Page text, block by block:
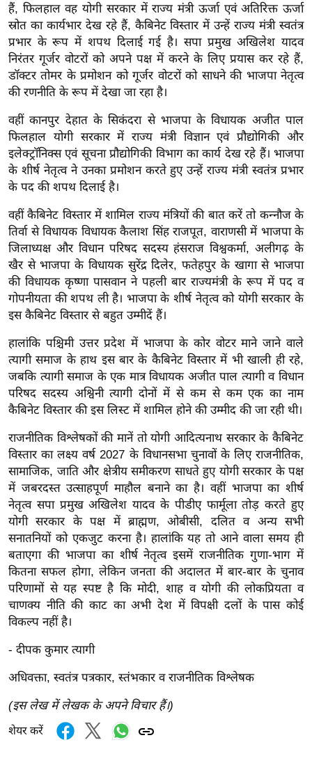
न
ज
ग
त
बॉ
वु
ड
हॉ
ली
ड
फि
ल्म
स
मी
क्षा
r
e
a
k
n
g
N
e
w
s
ला
इ
फ
स्टा
इ
ल
क्नॉ
लॉ
ब्यू
हैं, फिलहाल वह योगी सरकार में राज्य मंत्री ऊर्जा एवं अतिरिक्त ऊर्जा
स्रोत का कार्यभार देख रहे हैं, कैबिनेट विस्तार में उन्हें राज्य मंत्री स्वतंत्र
प्रभार के रूप में शपथ दिलाई गई है। सपा प्रमुख अखिलेश यादव
निरंतर गूर्जर वोटरों को अपने पक्ष में करने के लिए प्रयास कर रहे हैं,
डॉक्टर तोमर के प्रमोशन को गूर्जर वोटरों को साधने की भाजपा नेतृत्व
की रणनीति के रूप में देखा जा रहा है।
वहीं कानपुर देहात के सिकंदरा से भाजपा के विधायक अजीत पाल
फिलहाल योगी सरकार में राज्य मंत्री विज्ञान एवं प्रौद्योगिकी और
इलेक्ट्रॉनिक्स एवं सूचना प्रौद्योगिकी विभाग का कार्य देख रहे हैं। भाजपा
के शीर्ष नेतृत्व ने उनका प्रमोशन करते हुए उन्हें राज्य मंत्री स्वतंत्र प्रभार
के पद की शपथ दिलाई है।
वहीं कैबिनेट विस्तार में शामिल राज्य मंत्रियों की बात करें तो कन्नौज के
तिर्वा से विधायक विधायक कैलाश सिंह राजपूत, वाराणसी में भाजपा के
जिलाध्यक्ष और विधान परिषद सदस्य हंसराज विश्वकर्मा, अलीगढ़ के
खैर से भाजपा के विधायक सुरेंद्र दिलेर, फतेहपुर के खागा से भाजपा
की विधायक कृष्णा पासवान ने पहली बार राज्यमंत्री के रूप में पद व
गोपनीयता की शपथ ली है। भाजपा के शीर्ष नेतृत्व को योगी सरकार के
इस कैबिनेट विस्तार से बहुत उम्मीदें हैं।
हालांकि पश्चिमी उत्तर प्रदेश में भाजपा के कोर वोटर माने जाने वाले
त्यागी समाज के हाथ इस बार के कैबिनेट विस्तार में भी खाली ही रहे,
जबकि त्यागी समाज के एक मात्र विधायक अजीत पाल त्यागी व विधान
परिषद सदस्य अश्विनी त्यागी दोनों में से कम से कम एक का नाम
कैबिनेट विस्तार की इस लिस्ट में शामिल होने की उम्मीद की जा रही थी।
राजनीतिक विश्लेषकों की मानें तो योगी आदित्यनाथ सरकार के कैबिनेट
विस्तार का लक्ष्य वर्ष 2027 के विधानसभा चुनावों के लिए राजनीतिक,
सामाजिक, जाति और क्षेत्रीय समीकरण साधते हुए योगी सरकार के पक्ष
में जबरदस्त उत्साहपूर्ण माहौल बनाने का है। वहीं भाजपा का शीर्ष
नेतृत्व सपा प्रमुख अखिलेश यादव के पीडीए फार्मूला तोड़ करते हुए
योगी सरकार के पक्ष में ब्राह्मण, ओबीसी, दलित व अन्य सभी
सनातनियों को एकजुट करना है। हालांकि यह तो आने वाला समय ही
बताएगा की भाजपा का शीर्ष नेतृत्व इसमें राजनीतिक गुणा-भाग में
कितना सफल होगा, लेकिन जनता की अदालत में बार-बार के चुनाव
परिणामों से यह स्पष्ट है कि मोदी, शाह व योगी की लोकप्रियता व
चाणक्य नीति की काट का अभी देश में विपक्षी दलों के पास कोई
विकल्प नहीं है।
- दीपक कुमार त्यागी
अधिवक्ता, स्वतंत्र पत्रकार, स्तंभकार व राजनीतिक विश्लेषक
(इस लेख में लेखक के अपने विचार हैं।)
शेयर करें